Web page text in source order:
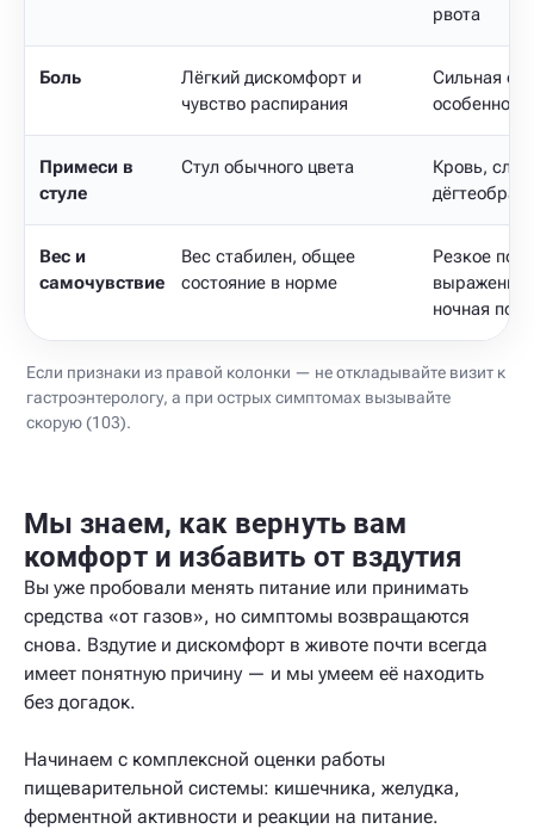
рвота
Боль
Лёгкий дискомфорт и
чувство распирания
Сильная
особенно с
Примеси в
стуле
Стул обычного цвета
Кровь,
Вес и
самочувствие
Вес стабилен, общее
состояние в норме
Резкое
ночная
Если признаки из правой колонки — не откладывайте визит к
гастроэнтерологу, а при острых симптомах вызывайте
скорую (103).
Мы знаем, как вернуть вам
комфорт и избавить от вздутия
Вы уже пробовали менять питание или принимать
средства «от газов», но симптомы возвращаются
снова. Вздутие и дискомфорт в животе почти всегда
имеет понятную причину — и мы умеем её находить
без догадок.
Начинаем с комплексной оценки работы
пищеварительной системы: кишечника, желудка,
ферментной активности и реакции на питание.